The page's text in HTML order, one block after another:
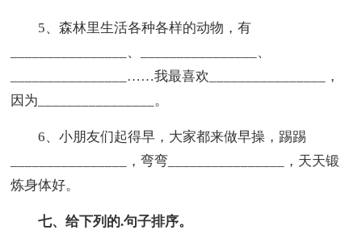
5、森林里生活各种各样的动物，有
________________、________________、
________________……我最喜欢________________，
因为________________。
6、小朋友们起得早，大家都来做早操，踢踢
________________，弯弯________________，天天锻
炼身体好。
七、给下列的.句子排序。